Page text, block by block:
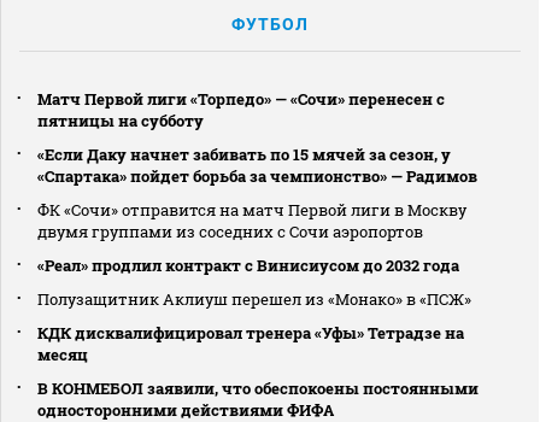
ФУТБОЛ
Матч Первой лиги «Торпедо» — «Сочи» перенесен с
пятницы на субботу
«Если Даку начнет забивать по 15 мячей за сезон, у
«Спартака» пойдет борьба за чемпионство» — Радимов
ФК «Сочи» отправится на матч Первой лиги в Москву
двумя группами из соседних с Сочи аэропортов
«Реал» продлил контракт с Винисиусом до 2032 года
Полузащитник Аклиуш перешел из «Монако» в «ПСЖ»
КДК дисквалифицировал тренера «Уфы» Тетрадзе на
месяц
В КОНМЕБОЛ заявили, что обеспокоены постоянными
односторонними действиями ФИФА